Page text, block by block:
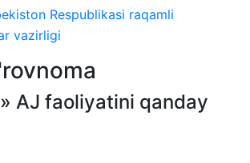
Respublikasi raqamli
vazirligi
AJ faoliyatini qanday